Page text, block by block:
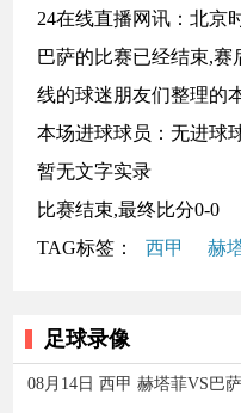
24在线直播网讯：北京
巴萨的比赛已经结束,赛
线的球迷朋友们整理的
本场进球球员：无进球
暂无文字实录
比赛结束,最终比分0-0
TAG标签：
西甲 赫
足球录像
08月14日 西甲 赫塔菲VS巴